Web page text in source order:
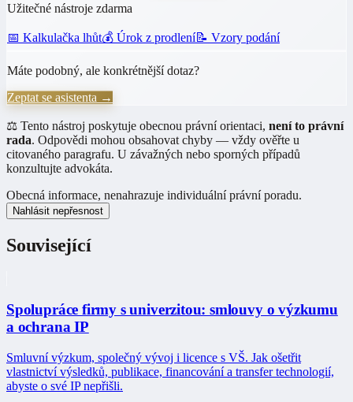
Užitečné nástroje zdarma
📅 Kalkulačka lhůt💰 Úrok z prodlení📝 Vzory podání
Máte podobný, ale konkrétnější dotaz?
Zeptat se asistenta →
⚖️ Tento nástroj poskytuje obecnou právní orientaci, není to právní
rada. Odpovědi mohou obsahovat chyby — vždy ověřte u
citovaného paragrafu. U závažných nebo sporných případů
konzultujte advokáta.
Obecná informace, nenahrazuje individuální právní poradu.
Nahlásit nepřesnost
Související
Spolupráce firmy s univerzitou: smlouvy o výzkumu
a ochrana IP
Smluvní výzkum, společný vývoj i licence s VŠ. Jak ošetřit
vlastnictví výsledků, publikace, financování a transfer technologií,
abyste o své IP nepřišli.